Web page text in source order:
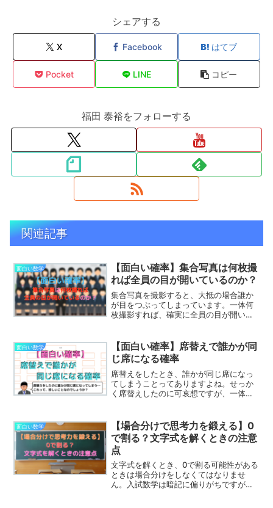
シェアする
X Facebook はてブ
Pocket LINE コピー
福田 泰裕をフォローする
関連記事
面白い数学
【面白い確率】集合写真は何枚撮
れば全員の目が開いているのか？
集合写真を撮影すると、大抵の場合誰か
が目をつぶってしまっています。一体何
枚撮影すれば、確実に全員の目が開いた
賞した由緒正しい研究です。この記事で
は、写真を得られるまでに必要な枚数
と、撮影枚数による確率の変化を丁寧に
解説していきます。
面白い数学
【面白い確率】席替えで誰かが同
じ席になる確率
席替えをしたとき、誰かが同じ席になっ
てしまうことってありますよね。せっか
く席替えしたのに可哀想ですが、一体ど
ます！席替えをして「誰かが同じ席にな
る確率」の求め方を丁寧に解説していき
ます！
面白い数学
【場合分けで思考力を鍛える】0
で割る？文字式を解くときの注意
点
文字式を解くとき、0で割る可能性がある
ときは場合分けをしなくてはなりませ
ん。入試数学は暗記に偏りがちですが、